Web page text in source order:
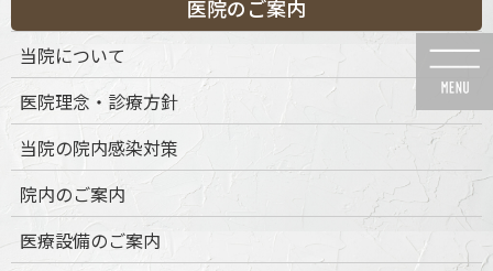
ン
ン
に
動
ビ
ー
ョ
に
動
News
医院のご案内
当院について
医院理念・診療方針
当院の院内感染対策
院内のご案内
医療設備のご案内